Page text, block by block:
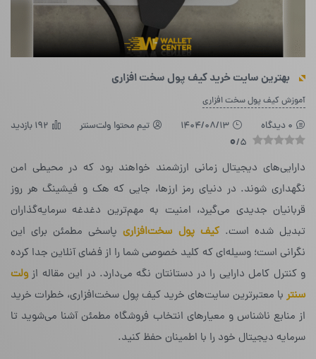
بهترین سایت خرید کیف پول سخت افزاری
آموزش کیف پول سخت افزاری
0 دیدگاه 1404/08/13 تیم محتوا ولت‌سنتر 192 بازدید
0/5
دارایی‌های دیجیتال زمانی ارزشمند خواهند بود که در محیطی امن
نگهداری شوند. در دنیای رمز ارزها، جایی که هک و فیشینگ هر روز
قربانیان جدیدی می‌گیرد، امنیت به مهم‌ترین دغدغه سرمایه‌گذاران
تبدیل شده است.کیف پول سخت‌افزاریپاسخی مطمئن برای این
نگرانی است؛ وسیله‌ای که کلید خصوصی شما را از فضای آنلاین جدا کرده
و کنترل کامل دارایی را در دستانتان نگه می‌دارد. در این مقاله ازولت
سنتر با معتبرترین سایت‌های خرید کیف پول سخت‌افزاری، خطرات خرید
از منابع ناشناس و معیارهای انتخاب فروشگاه مطمئن آشنا می‌شوید تا
سرمایه دیجیتال خود را با اطمینان حفظ کنید.